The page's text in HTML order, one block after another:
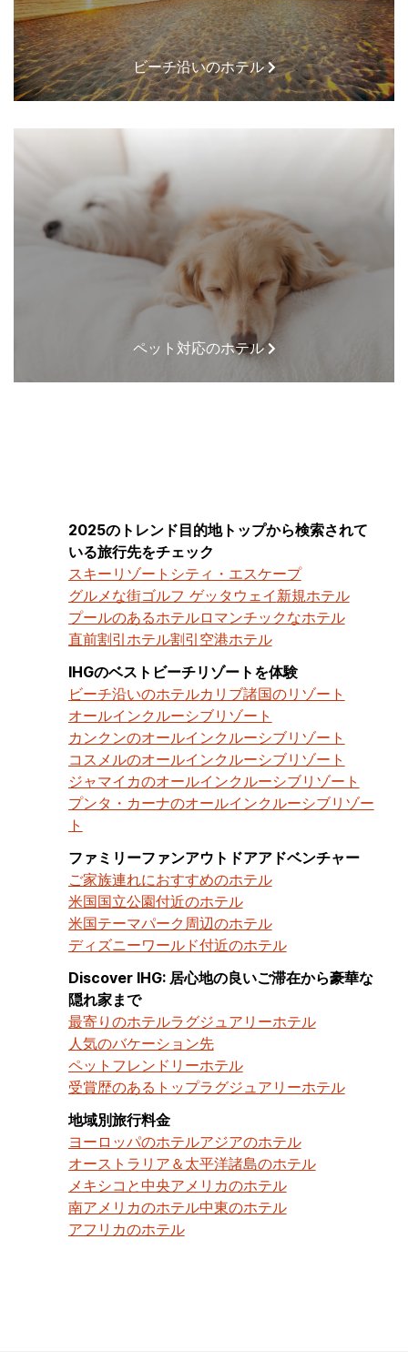
ビーチ沿いのホテル
ペット対応のホテル
2025のトレンド目的地トップから検索されて
いる旅行先をチェック
スキーリゾート シティ・エスケープ
グルメな街ゴルフ ゲッタウェイ 新規ホテル
プールのあるホテルロマンチックなホテル
直前割引ホテル割引 空港ホテル
IHGのベストビーチリゾートを体験
ビーチ沿いのホテルカリブ諸国のリゾート
オールインクルーシブリゾート
カンクンのオールインクルーシブリゾート
コスメルのオールインクルーシブリゾート
ジャマイカのオールインクルーシブリゾート
プンタ・カーナのオールインクルーシブリゾー
ト
ファミリーファンアウトドアアドベンチャー
ご家族連れにおすすめのホテル
米国国立公園付近のホテル
米国テーマパーク周辺のホテル
ディズニーワールド付近のホテル
Discover IHG: 居心地の良いご滞在から豪華な
隠れ家まで
最寄りのホテルラグジュアリーホテル
人気のバケーション先
ペットフレンドリーホテル
受賞歴のあるトップラグジュアリーホテル
地域別旅行料金
ヨーロッパのホテルアジアのホテル
オーストラリア＆太平洋諸島のホテル
メキシコと中央アメリカのホテル
南アメリカのホテル中東のホテル
アフリカのホテル